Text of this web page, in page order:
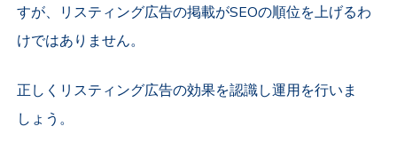
すが、リスティング広告の掲載がSEOの順位を上げるわ
けではありません。
正しくリスティング広告の効果を認識し運用を行いま
しょう。